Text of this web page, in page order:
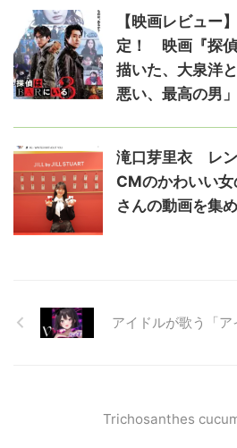
【映画レビュー
定！ 映画『探
描いた、大泉洋
悪い、最高の男」
滝口芽里衣 レ
CMのかわいい
さんの動画を集
アイドルが歌う「ア
Trichosanthes